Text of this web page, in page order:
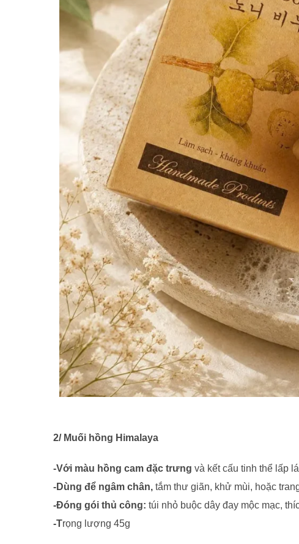
2/ Muối hồng Himalaya
-Với màu hồng cam đặc trưng và kết cấu tinh thể lấp
-Dùng để ngâm chân, tắm thư giãn, khử mùi, hoặc
-Đóng gói thủ công: túi nhỏ buộc dây đay mộc mạc,
-Trọng lượng 45g